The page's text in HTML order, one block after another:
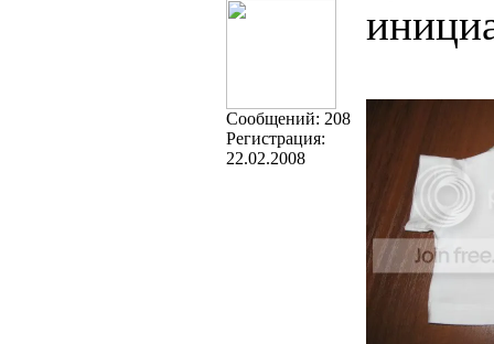
Cообщений: 208
Регистрация:
22.02.2008